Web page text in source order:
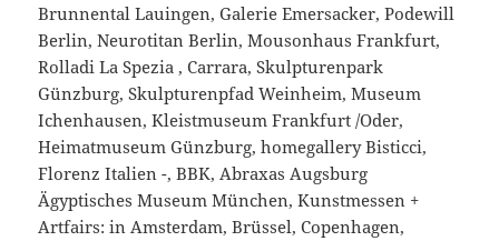
Brunnental Lauingen, Galerie Emersacker, Podewill
Berlin, Neurotitan Berlin, Mousonhaus Frankfurt,
Rolladi La Spezia , Carrara, Skulpturenpark
Günzburg, Skulpturenpfad Weinheim, Museum
Ichenhausen, Kleistmuseum Frankfurt /Oder,
Heimatmuseum Günzburg, homegallery Bisticci,
Florenz Italien -, BBK, Abraxas Augsburg
Ägyptisches Museum München, Kunstmessen +
Artfairs: in Amsterdam, Brüssel, Copenhagen,